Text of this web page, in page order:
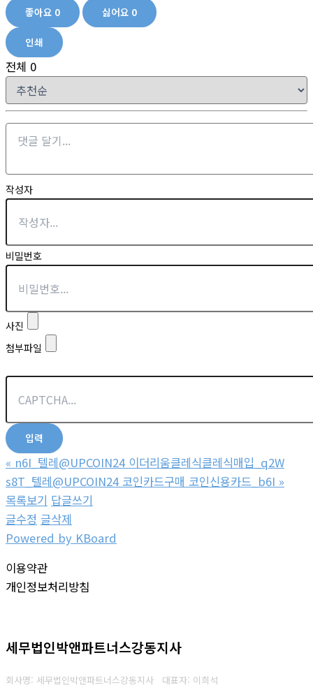
좋아요 0 싫어요 0
인쇄
전체 0
작성자
비밀번호
사진
첨부파일
« n6I_텔레@UPCOIN24 이더리움클레식클레식매입_q2W
s8T_텔레@UPCOIN24 코인카드구매 코인신용카드_b6I »
목록보기 답글쓰기
글수정 글삭제
Powered by KBoard
이용약관
개인정보처리방침
세무법인박앤파트너스강동지사
회사명: 세무법인박앤파트너스강동지사 대표자: 이희석